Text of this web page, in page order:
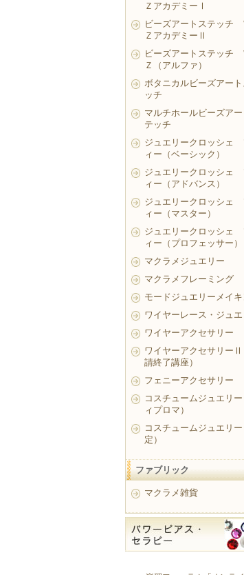
ＺアカデミーⅠ
ビーズアートステッチ
ＺアカデミーⅡ
ビーズアートステッチ
Ｚ（アルファ）
ボタニカルビーズアート
ッチ
マルチホールビーズアー
テッチ
ジュエリークロッシェ
ィー（ベーシック）
ジュエリークロッシェ
ィー（アドバンス）
ジュエリークロッシェ
ィー（マスター）
ジュエリークロッシェ
ィー（プロフェッサー）
マクラメジュエリー
マクラメフレーミング
モードジュエリーメイ
ワイヤーレース・ジュエ
ワイヤーアクセサリー
ワイヤーアクセサリーⅡ
請終了講座）
フェニーアクセサリー
コスチュームジュエリ
ィプロマ）
コスチュームジュエリ
定）
ファブリック
マクラメ雑貨